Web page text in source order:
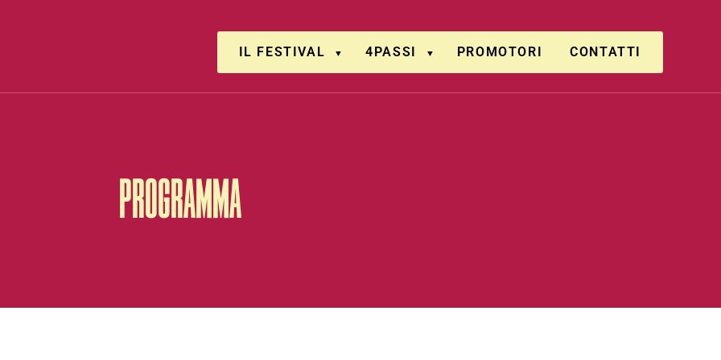
IL FESTIVAL 4PASSI PROMOTORI CONTATTI
PROGRAMMA